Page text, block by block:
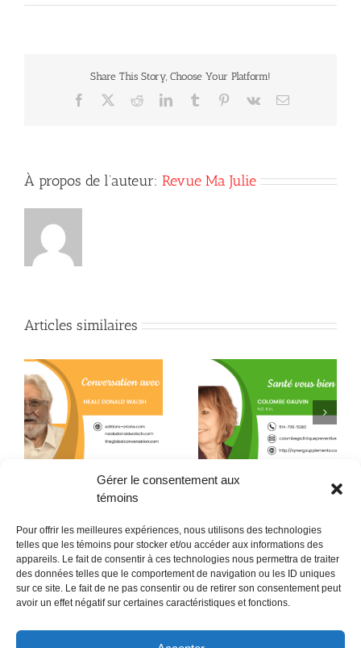
Gérer le consentement aux
témoins
Pour offrir les meilleures expériences, nous utilisons des technologies
telles que les témoins pour stocker et/ou accéder aux informations des
appareils. Le fait de consentir à ces technologies nous permettra de traiter
des données telles que le comportement de navigation ou les ID uniques
sur ce site. Le fait de ne pas consentir ou de retirer son consentement peut
avoir un effet négatif sur certaines caractéristiques et fonctions.
Attention
Share This Story, Choose Your Platform!
Facebook RedditLinkedInTumblr Pinterest
Vk Courriel
À propos de l’auteur: Revue Ma Julie
Articles similaires
La L-théanine contre le
stress
Quand la conscience
fait son chemin jusque
dans l’assiette !
POLITIQUE CONFIDENTIALITÉES
Politique de témoins (CA)